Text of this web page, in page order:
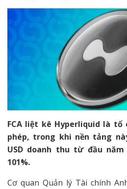
FCA liệt kê Hyperliquid là tổ
phép, trong khi nền tảng
USD doanh thu từ đầu
101%.
Cơ quan Quản lý Tài chính